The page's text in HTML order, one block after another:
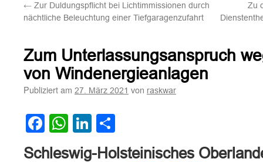
springen
← Zur Duldungspflicht bei Lichtimmissionen durch
nächtliche Beleuchtung einer Tiefgaragenzufahrt
Zu
Zum Unterlassungsanspruch
von Windenergieanlagen
Publiziert am 27. März 2021 von raskwar
Facebook
WhatsApp
LinkedIn
Schleswig-Holsteinisches